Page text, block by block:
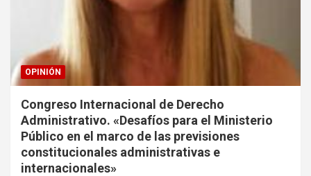
OPINIÓN
Congreso Internacional de Derecho
Administrativo. «Desafíos para el Ministerio
Público en el marco de las previsiones
constitucionales administrativas e
internacionales»